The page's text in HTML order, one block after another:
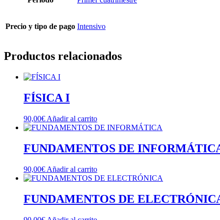
Precio y tipo de pago Intensivo
Productos relacionados
FÍSICA I
90,00€ Añadir al carrito
FUNDAMENTOS DE
90,00€ Añadir al carrito
FUNDAMENTOS DE